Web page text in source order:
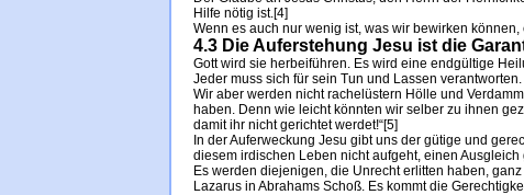
Hilfe nötig ist.[4]
Wenn es auch nur wenig ist, was wir bewirken
4.3 Die Auferstehung Jesu ist die
Gott wird sie herbeiführen. Es wird eine endgültige
Jeder muss sich für sein Tun und Lassen verantworten.
Wir aber werden nicht rachelüstern Hölle und
haben. Denn wie leicht könnten wir selber zu ihnen
damit ihr nicht gerichtet werdet!“[5]
In der Auferweckung Jesu gibt uns der gütige und
diesem irdischen Leben nicht aufgeht, einen Ausgleich
Es werden diejenigen, die Unrecht erlitten haben,
Lazarus in Abrahams Schoß. Es kommt die